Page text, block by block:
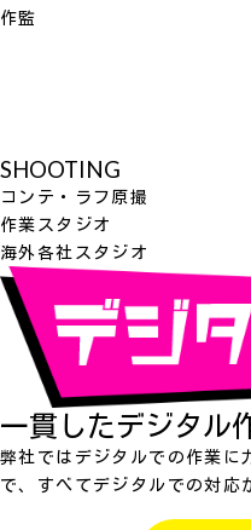
作監
SHOOTING
コンテ・ラフ原撮
作業スタジオ
海外各社スタジオ
一貫したデジタル
弊社ではデジタルでの作業に
で、すべてデジタルでの対応